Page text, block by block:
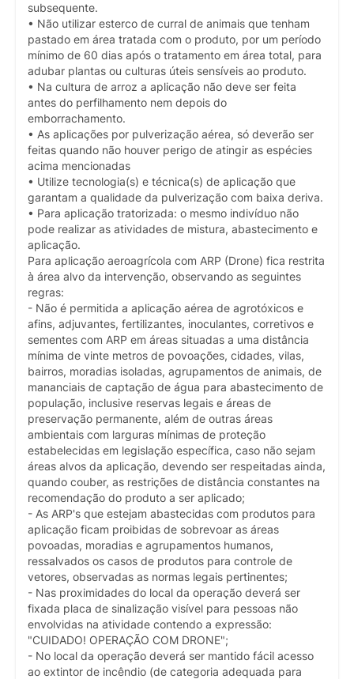
subsequente.
• Não utilizar esterco de curral de animais que tenham
pastado em área tratada com o produto, por um período
mínimo de 60 dias após o tratamento em área total, para
adubar plantas ou culturas úteis sensíveis ao produto.
• Na cultura de arroz a aplicação não deve ser feita
antes do perfilhamento nem depois do
emborrachamento.
• As aplicações por pulverização aérea, só deverão ser
feitas quando não houver perigo de atingir as espécies
acima mencionadas
• Utilize tecnologia(s) e técnica(s) de aplicação que
garantam a qualidade da pulverização com baixa deriva.
• Para aplicação tratorizada: o mesmo indivíduo não
pode realizar as atividades de mistura, abastecimento e
aplicação.
Para aplicação aeroagrícola com ARP (Drone) fica restrita
à área alvo da intervenção, observando as seguintes
regras:
- Não é permitida a aplicação aérea de agrotóxicos e
afins, adjuvantes, fertilizantes, inoculantes, corretivos e
sementes com ARP em áreas situadas a uma distância
mínima de vinte metros de povoações, cidades, vilas,
bairros, moradias isoladas, agrupamentos de animais, de
mananciais de captação de água para abastecimento de
população, inclusive reservas legais e áreas de
preservação permanente, além de outras áreas
ambientais com larguras mínimas de proteção
estabelecidas em legislação específica, caso não sejam
áreas alvos da aplicação, devendo ser respeitadas ainda,
quando couber, as restrições de distância constantes na
recomendação do produto a ser aplicado;
- As ARP's que estejam abastecidas com produtos para
aplicação ficam proibidas de sobrevoar as áreas
povoadas, moradias e agrupamentos humanos,
ressalvados os casos de produtos para controle de
vetores, observadas as normas legais pertinentes;
- Nas proximidades do local da operação deverá ser
fixada placa de sinalização visível para pessoas não
envolvidas na atividade contendo a expressão:
"CUIDADO! OPERAÇÃO COM DRONE";
- No local da operação deverá ser mantido fácil acesso
ao extintor de incêndio (de categoria adequada para